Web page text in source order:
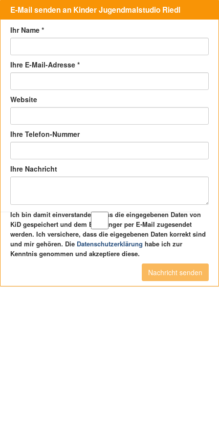
E-Mail senden an Kinder Jugendmalstudio Riedl
Ihr Name *
Ihre E-Mail-Adresse *
Website
Ihre Telefon-Nummer
Ihre Nachricht
Ich bin damit einverstanden, dass die eingegebenen Daten von
KiD gespeichert und dem Empfänger per E-Mail zugesendet
werden. Ich versichere, dass die eigegebenen Daten korrekt sind
und mir gehören. Die Datenschutzerklärung habe ich zur
Kenntnis genommen und akzeptiere diese.
Nachricht senden